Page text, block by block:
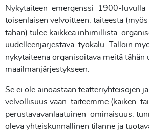
Nykytaiteen emergenssi 1900-luvulla
toisenlaisen velvoitteen: taiteesta
tähän) tulee kaikkea inhimillistä
uudelleenjärjestävä työkalu. Tällöin
nykytaiteena organisoitava meitä tähän
maailmanjärjestykseen.
Se ei ole ainoastaan teatteriyhteisöjen
velvollisuus vaan taiteemme (kaiken
perustavavanlaatuinen ominaisuus:
oleva yhteiskunnallinen tilanne ja